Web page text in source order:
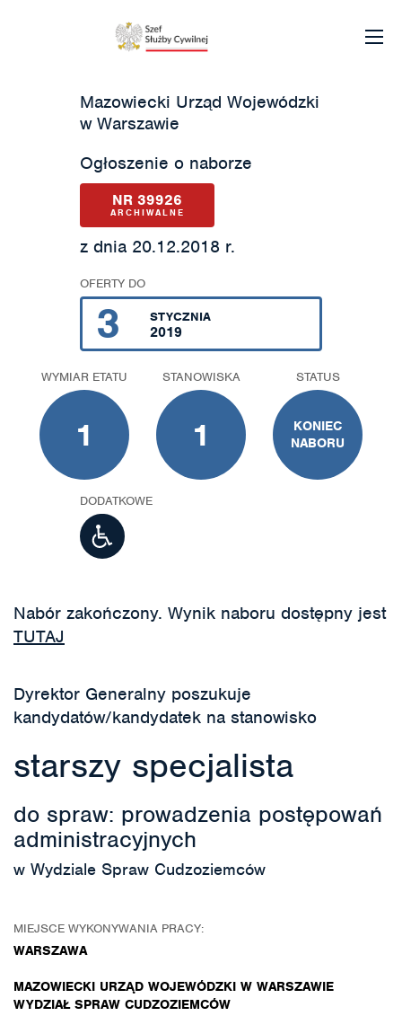
Mazowiecki Urząd Wojewódzki
w Warszawie
Ogłoszenie o naborze
NR 39926
ARCHIWALNE
z dnia 20.12.2018 r.
OFERTY DO
3 STYCZNIA
2019
WYMIAR ETATU
1
STANOWISKA
1
STATUS
KONIEC
NABORU
DODATKOWE
Nabór zakończony. Wynik naboru dostępny jest
TUTAJ
Dyrektor Generalny poszukuje
kandydatów/kandydatek na stanowisko
starszy specjalista
do spraw: prowadzenia postępowań
administracyjnych
w Wydziale Spraw Cudzoziemców
MIEJSCE WYKONYWANIA PRACY:
WARSZAWA
MAZOWIECKI URZĄD WOJEWÓDZKI W WARSZAWIE
WYDZIAŁ SPRAW CUDZOZIEMCÓW